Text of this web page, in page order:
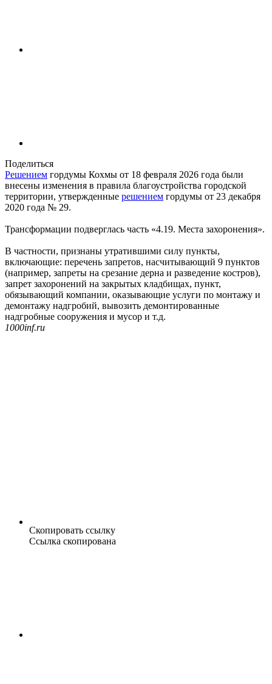
Поделиться
Решением гордумы Кохмы от 18 февраля 2026 года были
внесены изменения в правила благоустройства городской
территории, утвержденные решением гордумы от 23 декабря
2020 года № 29.
Трансформации подверглась часть «4.19. Места захоронения».
В частности, признаны утратившими силу пункты,
включающие: перечень запретов, насчитывающий 9 пунктов
(например, запреты на срезание дерна и разведение костров),
запрет захоронений на закрытых кладбищах, пункт,
обязывающий компании, оказывающие услуги по монтажу и
демонтажу надгробий, вывозить демонтированные
надгробные сооружения и мусор и т.д.
1000inf.ru
Скопировать ссылку
Ссылка скопирована